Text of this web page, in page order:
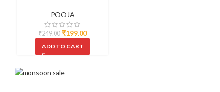
POOJA
₹249.00 ₹199.00
ADD TO CART